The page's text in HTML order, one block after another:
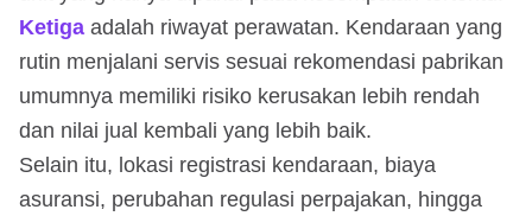
Ketiga adalah riwayat perawatan. Kendaraan yang
rutin menjalani servis sesuai rekomendasi pabrikan
umumnya memiliki risiko kerusakan lebih rendah
dan nilai jual kembali yang lebih baik.
Selain itu, lokasi registrasi kendaraan, biaya
asuransi, perubahan regulasi perpajakan, hingga